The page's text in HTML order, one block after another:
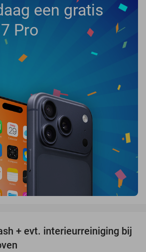
een gratis
Pro
40%
+ evt. interieurreiniging bij